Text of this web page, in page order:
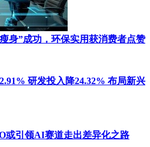
身”成功，环保实用获消费者点赞
研发投入降24.32% 布局新兴
或引领AI赛道走出差异化之路